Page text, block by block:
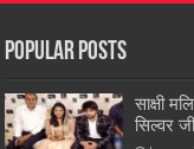
Popular Posts
साक्षी
सिल्वर